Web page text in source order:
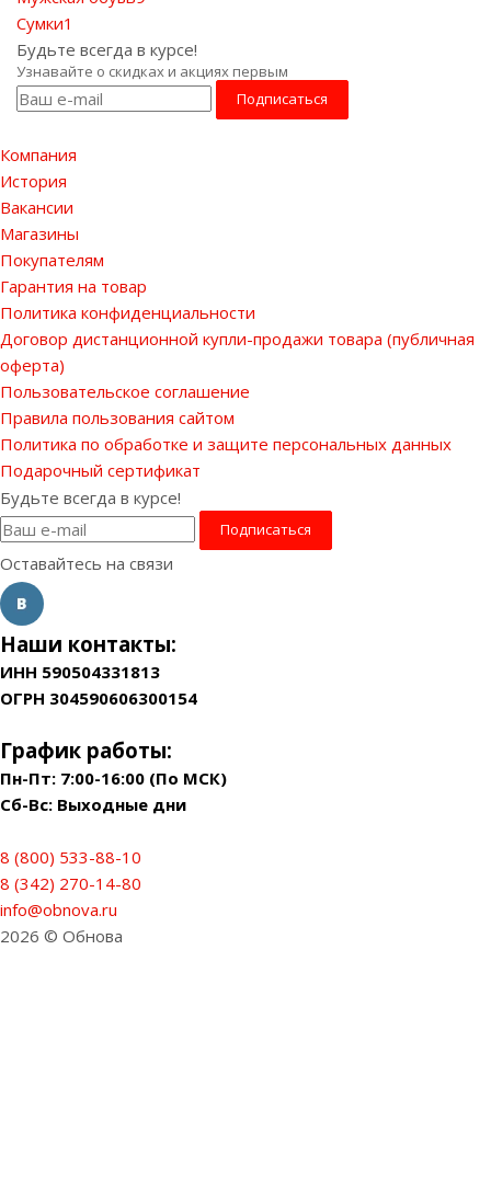
Сумки1
Будьте всегда в курсе!
Узнавайте о скидках и акциях первым
Компания
История
Вакансии
Магазины
Покупателям
Гарантия на товар
Политика конфиденциальности
Договор дистанционной купли-продажи товара (публичная
оферта)
Пользовательское соглашение
Правила пользования сайтом
Политика по обработке и защите персональных данных
Подарочный сертификат
Будьте всегда в курсе!
Оставайтесь на связи
Наши контакты:
ИНН 590504331813
ОГРН 304590606300154
График работы:
Пн-Пт: 7:00-16:00 (По МСК)
Сб-Вс: Выходные дни
8 (800) 533-88-10
8 (342) 270-14-80
info@obnova.ru
2026 © Обнова